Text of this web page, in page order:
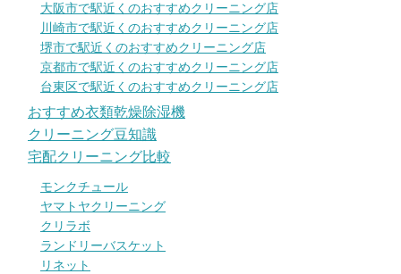
大阪市で駅近くのおすすめクリーニング店
川崎市で駅近くのおすすめクリーニング店
堺市で駅近くのおすすめクリーニング店
京都市で駅近くのおすすめクリーニング店
台東区で駅近くのおすすめクリーニング店
おすすめ衣類乾燥除湿機
クリーニング豆知識
宅配クリーニング比較
モンクチュール
ヤマトヤクリーニング
クリラボ
ランドリーバスケット
リネット